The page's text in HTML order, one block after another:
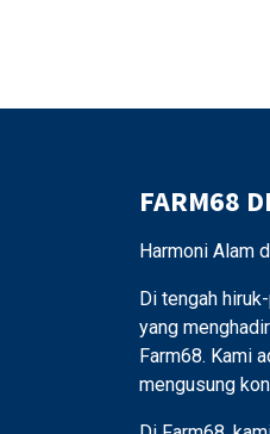
FARM68
Harmoni Alam
Di tengah
yang
Farm68. Kami
mengusung